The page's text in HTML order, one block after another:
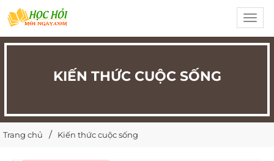
KIẾN THỨC CUỘC SỐNG
Trang chủ Kiến thức cuộc sống